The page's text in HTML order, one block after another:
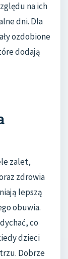
na ich
dni. Dla
ozdobione
dodają
zalet,
zdrowia
lepszą
obuwia.
co
dzieci
Dobrze